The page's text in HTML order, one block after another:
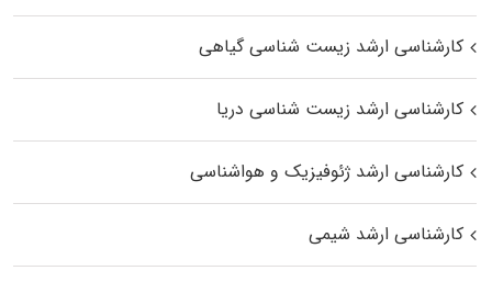
کارشناسی ارشد زیست‌ شناسی گیاهی
کارشناسی ارشد زیست‌ شناسی دریا
کارشناسی ارشد ژئوفیزیک و هواشناسی
کارشناسی ارشد شیمی